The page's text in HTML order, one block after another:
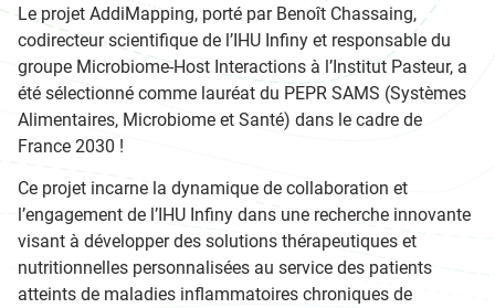
Le projet AddiMapping, porté par Benoît Chassaing,
codirecteur scientifique de l’IHU Infiny et responsable du
groupe Microbiome-Host Interactions à l’Institut Pasteur, a
été sélectionné comme lauréat du PEPR SAMS (Systèmes
Alimentaires, Microbiome et Santé) dans le cadre de
France 2030 !
Ce projet incarne la dynamique de collaboration et
l’engagement de l’IHU Infiny dans une recherche innovante
visant à développer des solutions thérapeutiques et
nutritionnelles personnalisées au service des patients
atteints de maladies inflammatoires chroniques de